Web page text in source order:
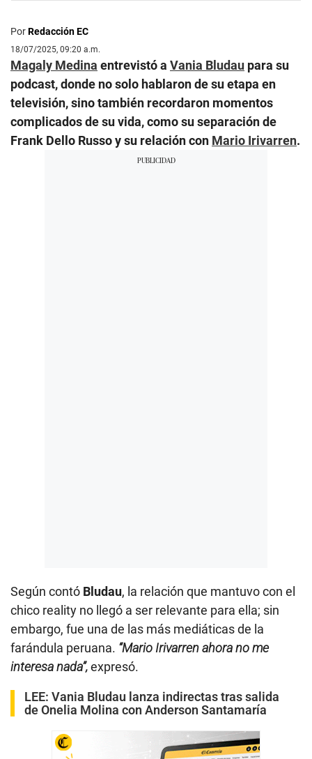
PorRedacción EC
18/07/2025, 09:20 a.m.
Magaly Medina entrevistó a Vania Bludau para su
podcast, donde no solo hablaron de su etapa en
televisión, sino también recordaron momentos
complicados de su vida, como su separación de
Frank Dello Russo y su relación con Mario Irivarren.
Según contó Bludau, la relación que mantuvo con el
chico reality no llegó a ser relevante para ella; sin
embargo, fue una de las más mediáticas de la
farándula peruana. “Mario Irivarren ahora no me
interesa nada”,expresó.
LEE: Vania Bludau lanza indirectas tras salida
de Onelia Molina con Anderson Santamaría